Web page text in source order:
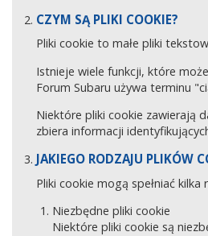
CZYM SĄ PLIKI COOKIE?
Pliki cookie to małe pliki
Istnieje wiele funkcji, które
Forum Subaru używa terminu
Niektóre pliki cookie zawierają
zbiera informacji
JAKIEGO RODZAJU PLIKÓW
Pliki cookie mogą spełniać kilka
Niezbędne pliki cookie
Niektóre pliki cookie są